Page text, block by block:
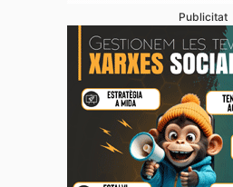
Publicitat